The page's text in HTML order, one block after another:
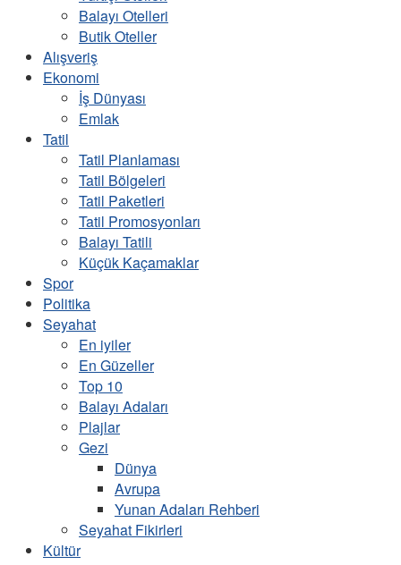
Balayı Otelleri
Butik Oteller
Alışveriş
Ekonomi
İş Dünyası
Emlak
Tatil
Tatil Planlaması
Tatil Bölgeleri
Tatil Paketleri
Tatil Promosyonları
Balayı Tatili
Küçük Kaçamaklar
Spor
Politika
Seyahat
En iyiler
En Güzeller
Top 10
Balayı Adaları
Plajlar
Gezi
Dünya
Avrupa
Yunan Adaları Rehberi
Seyahat Fikirleri
Kültür